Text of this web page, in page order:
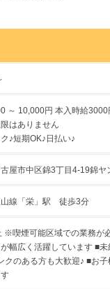
～ 10,000円 本入時給3000
はありません
♪短期OK♪日払い♪
屋市中区錦3丁目4-19錦ヤ
山線「栄」駅 徒歩3分
※喫煙可能区域での業務が
幅広く活躍しています ■
クのある方も大歓迎♪ ■お